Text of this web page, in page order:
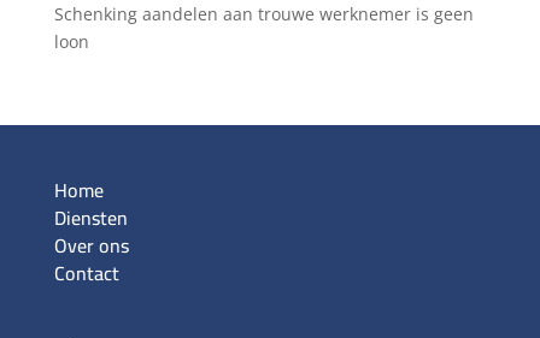
Schenking aandelen aan trouwe werknemer is geen
loon
Home
Diensten
Over ons
Contact